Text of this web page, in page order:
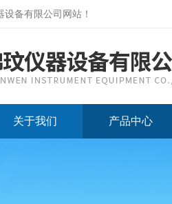
设备有限公司网站 ！
关于我们 产品中心